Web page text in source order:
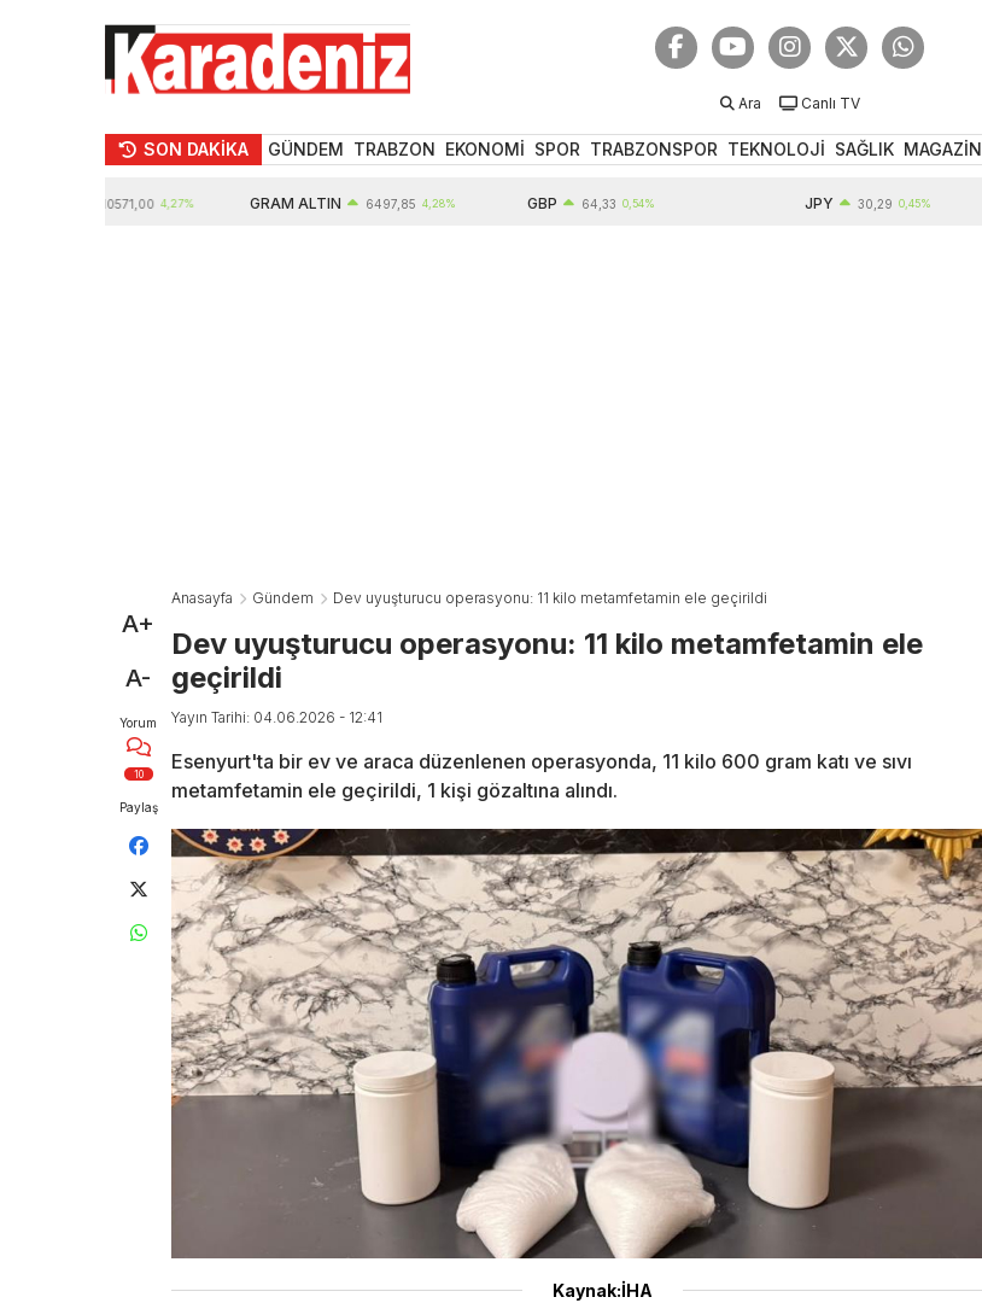
Ara Canlı TV
SON DAKİKA GÜNDEM TRABZON EKONOMİ SPOR TRABZONSPOR TEKNOLOJİ SAĞLIK MAGAZİN
10571,00 4,27% GRAM ALTIN 6497,85 4,28% 64,33 0,54% 30,29 0,45%
A+
A-
Yorum
10
Paylaş
Anasayfa Gündem Dev uyuşturucu operasyonu: 11 kilo metamfetamin ele geçirildi
Dev uyuşturucu operasyonu: 11 kilo metamfetamin ele
geçirildi
Yayın Tarihi: 04.06.2026 - 12:41
Esenyurt'ta bir ev ve araca düzenlenen operasyonda, 11 kilo 600 gram katı ve sıvı
metamfetamin ele geçirildi, 1 kişi gözaltına alındı.
Kaynak:İHA